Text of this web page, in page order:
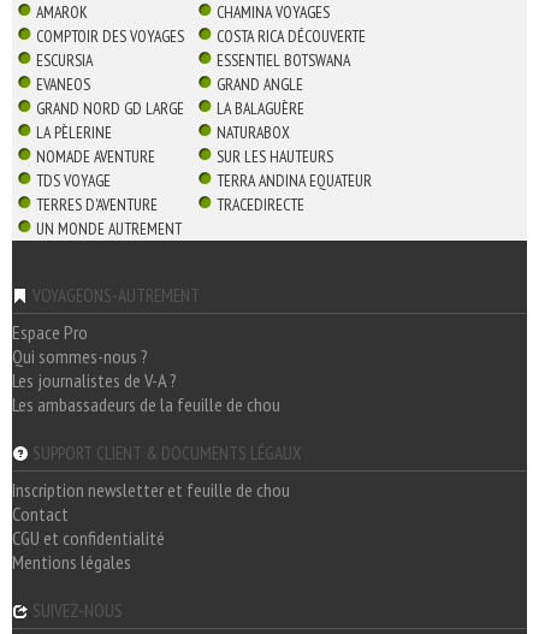
AMAROK
CHAMINA VOYAGES
COMPTOIR DES VOYAGES
COSTA RICA DÉCOUVERTE
ESCURSIA
ESSENTIEL BOTSWANA
EVANEOS
GRAND ANGLE
GRAND NORD GD LARGE
LA BALAGUÈRE
LA PÈLERINE
NATURABOX
NOMADE AVENTURE
SUR LES HAUTEURS
TDS VOYAGE
TERRA ANDINA EQUATEUR
TERRES D'AVENTURE
TRACEDIRECTE
UN MONDE AUTREMENT
VOYAGEONS-AUTREMENT
Espace Pro
Qui sommes-nous ?
Les journalistes de V-A ?
Les ambassadeurs de la feuille de chou
SUPPORT CLIENT & DOCUMENTS LÉGAUX
Inscription newsletter et feuille de chou
Contact
CGU et confidentialité
Mentions légales
SUIVEZ-NOUS